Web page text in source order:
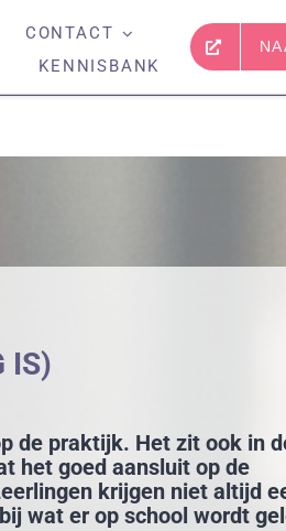
CONTACT
KENNISBANK
Dit is hoe het vmbo verandert
IS)
de praktijk. Het zit ook in
het goed aansluit op de
krijgen niet altijd
wat er op school wordt